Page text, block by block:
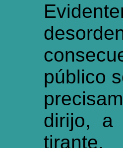
público
dirijo, a
tirante.